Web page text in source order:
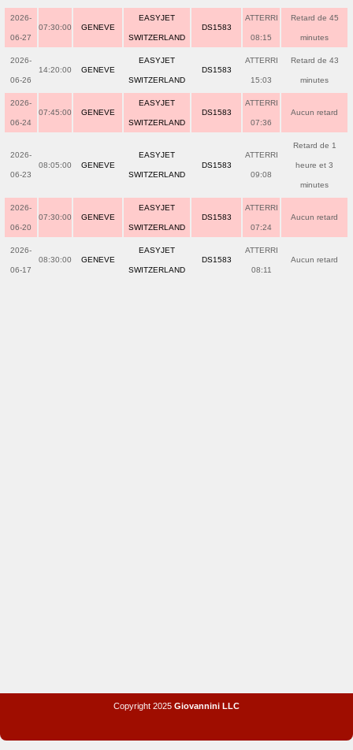
2026-
06-27
07:30:00 GENEVE
EASYJET
SWITZERLAND
DS1583
ATTERRI
08:15
Retard de 45
minutes
2026-
06-26
14:20:00 GENEVE
EASYJET
SWITZERLAND
DS1583
ATTERRI
15:03
Retard de 43
minutes
2026-
06-24
07:45:00 GENEVE
EASYJET
SWITZERLAND
DS1583
ATTERRI
07:36
Aucun retard
2026-
06-23
08:05:00 GENEVE
EASYJET
SWITZERLAND
DS1583
ATTERRI
09:08
Retard de 1
heure et 3
minutes
2026-
06-20
07:30:00 GENEVE
EASYJET
SWITZERLAND
DS1583
ATTERRI
07:24
Aucun retard
2026-
06-17
08:30:00 GENEVE
EASYJET
SWITZERLAND
DS1583
ATTERRI
08:11
Aucun retard
Copyright 2025 Giovannini LLC